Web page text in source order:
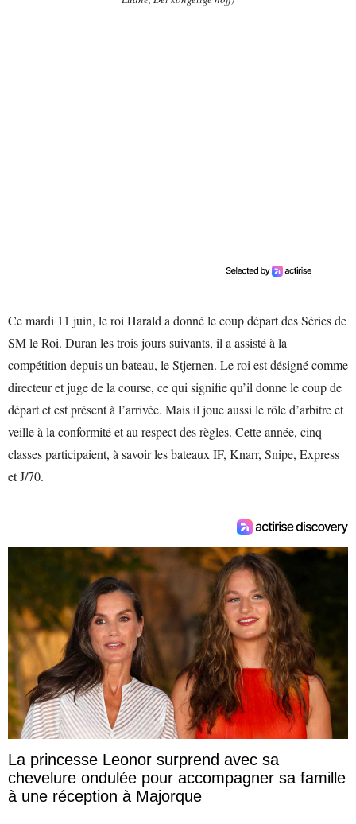
Ce mardi 11 juin, le roi Harald a donné le coup départ des Séries de
SM le Roi. Duran les trois jours suivants, il a assisté à la
compétition depuis un bateau, le Stjernen. Le roi est désigné comme
directeur et juge de la course, ce qui signifie qu’il donne le coup de
départ et est présent à l’arrivée. Mais il joue aussi le rôle d’arbitre et
veille à la conformité et au respect des règles. Cette année, cinq
classes participaient, à savoir les bateaux IF, Knarr, Snipe, Express
et J/70.
La princesse Leonor surprend avec sa
chevelure ondulée pour accompagner sa famille
à une réception à Majorque